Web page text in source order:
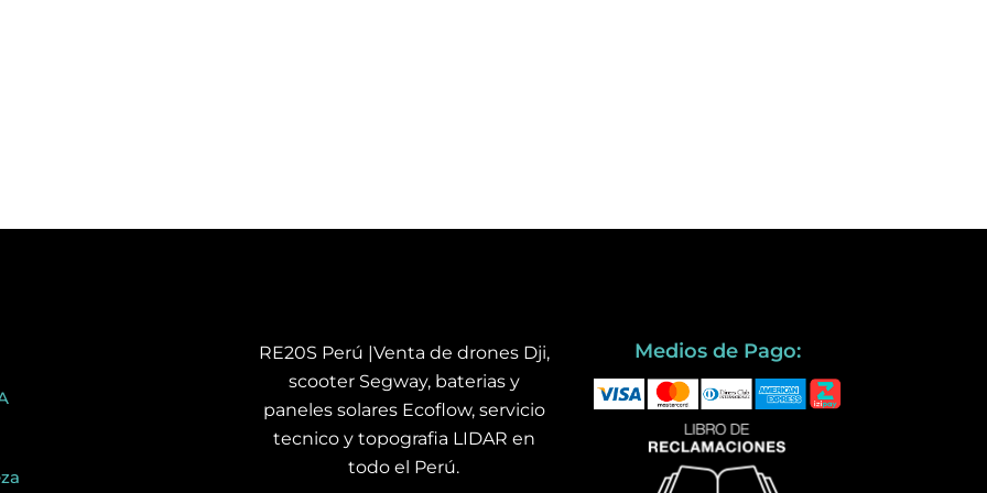
RE20S Perú |Venta de drones Dji,
scooter Segway, baterias y
paneles solares Ecoflow, servicio
tecnico y topografia LIDAR en
todo el Perú.
Medios de Pago: